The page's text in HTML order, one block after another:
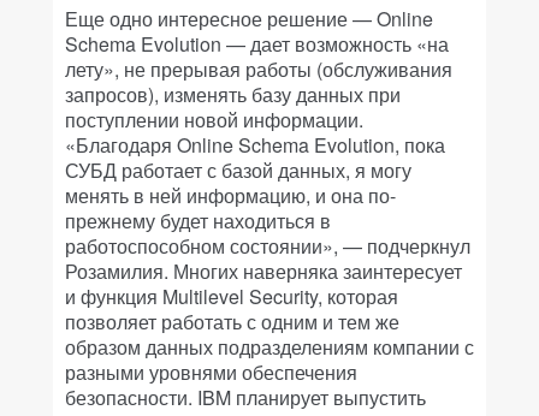
Еще одно интересное решение — Online
Schema Evolution — дает возможность «на
лету», не прерывая работы (обслуживания
запросов), изменять базу данных при
поступлении новой информации.
«Благодаря Online Schema Evolution, пока
СУБД работает с базой данных, я могу
менять в ней информацию, и она по-
прежнему будет находиться в
работоспособном состоянии», — подчеркнул
Розамилия. Многих наверняка заинтересует
и функция Multilevel Security, которая
позволяет работать с одним и тем же
образом данных подразделениям компании с
разными уровнями обеспечения
безопасности. IBM планирует выпустить